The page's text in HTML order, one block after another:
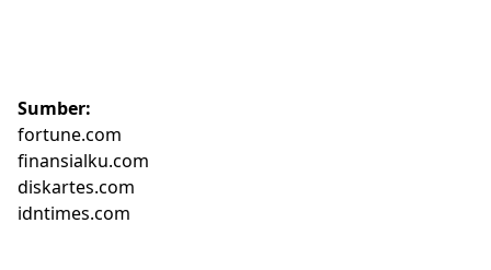
Sumber:
fortune.com
finansialku.com
diskartes.com
idntimes.com